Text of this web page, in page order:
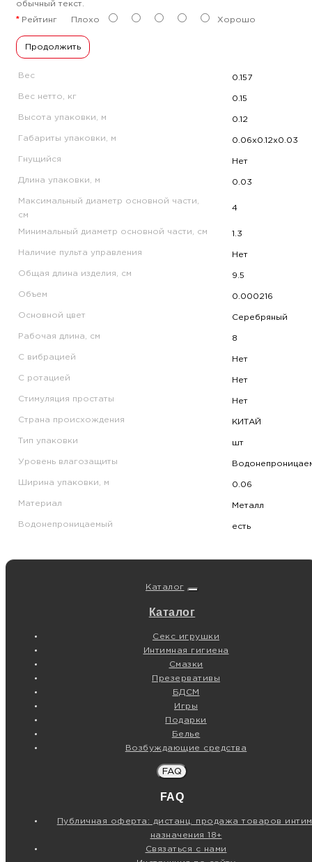
обычный текст.
Рейтинг Плохо Хорошо
Продолжить
Вес 0.157
Вес нетто, кг 0.15
Высота упаковки, м 0.12
Габариты упаковки, м 0.06x0.12x0.03
Гнущийся Нет
Длина упаковки, м 0.03
Максимальный диаметр основной части,
см
4
Минимальный диаметр основной части, см 1.3
Наличие пульта управления Нет
Общая длина изделия, см 9.5
Объем 0.000216
Основной цвет Серебряный
Рабочая длина, см 8
С вибрацией Нет
С ротацией Нет
Стимуляция простаты Нет
Страна происхождения КИТАЙ
Тип упаковки шт
Уровень влагозащиты
Ширина упаковки, м 0.06
Материал Металл
Водонепроницаемый есть
Каталог
Каталог
Секс игрушки
Интимная гигиена
Смазки
Презервативы
БДСМ
Игры
Подарки
Белье
Возбуждающие средства
FAQ
FAQ
Публичная оферта: дистанц. продажа товаров
назначения 18+
Связаться с нами